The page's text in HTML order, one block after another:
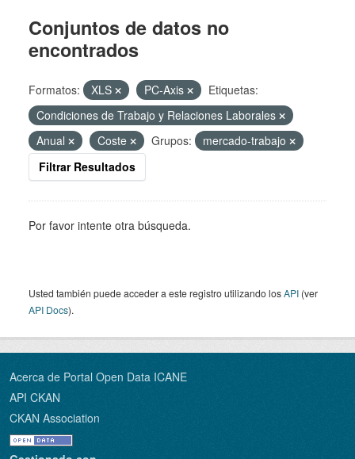
Conjuntos de datos no
encontrados
Formatos: XLS PC-Axis
Etiquetas:
Condiciones de Trabajo y Relaciones Laborales
Anual
Coste Grupos:
mercado-trabajo
Filtrar Resultados
Por favor intente otra búsqueda.
Usted también puede acceder a este registro utilizando losAPI (ver
API Docs).
Acerca de Portal Open Data ICANE
API CKAN
CKAN Association